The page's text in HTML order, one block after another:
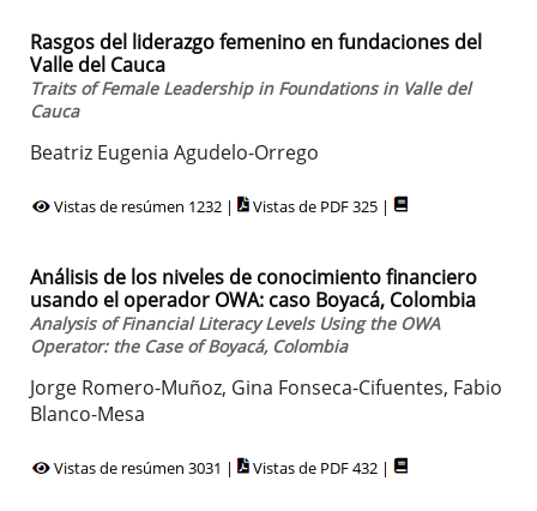
Rasgos del liderazgo femenino en fundaciones del
Valle del Cauca
Traits of Female Leadership in Foundations in Valle del
Cauca
Beatriz Eugenia Agudelo-Orrego
Vistas de resúmen 1232 | Vistas de PDF 325 |
Análisis de los niveles de conocimiento financiero
usando el operador OWA: caso Boyacá, Colombia
Analysis of Financial Literacy Levels Using the OWA
Operator: the Case of Boyacá, Colombia
Jorge Romero-Muñoz, Gina Fonseca-Cifuentes, Fabio
Blanco-Mesa
Vistas de resúmen 3031 | Vistas de PDF 432 |